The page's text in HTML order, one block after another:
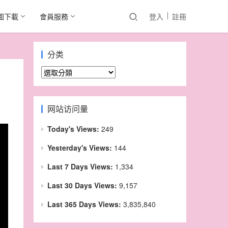
下載 會員服務 登入 註冊
分类
分
类
网站访问量
Today's Views: 249
Yesterday's Views: 144
Last 7 Days Views: 1,334
Last 30 Days Views: 9,157
Last 365 Days Views: 3,835,840